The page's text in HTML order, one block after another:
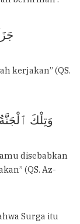
kerjakan” (QS.
وَتِلْكَ
disebabkan
(QS. Az-
Surga itu